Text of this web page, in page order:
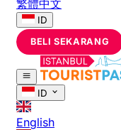
繁體中文
ID
BELI SEKARANG
ID
English